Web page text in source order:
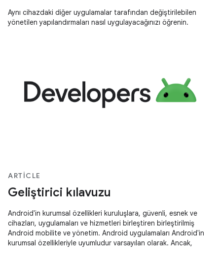
Aynı cihazdaki diğer uygulamalar tarafından değiştirilebilen
yönetilen yapılandırmaları nasıl uygulayacağınızı öğrenin.
ARTICLE
Geliştirici kılavuzu
Android'in kurumsal özellikleri kuruluşlara, güvenli, esnek ve
cihazları, uygulamaları ve hizmetleri birleştiren birleştirilmiş
Android mobilite ve yönetim. Android uygulamaları Android'in
kurumsal özellikleriyle uyumludur varsayılan olarak. Ancak,